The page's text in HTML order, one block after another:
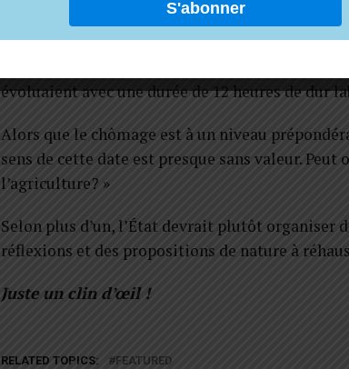
Ainsi, le 29 avril 1948, le 1er mai devient un
menées par des travailleurs pour en finir avec
évoluaient avec une durée de 12 heures de dur
Alors que le chômage est à un niveau
sens de cette date est presque sans valeur.
l’agriculture? »
Selon plus d’un, l’État devrait plutôt organiser
réflexions et des propositions de nature à
Juste un clin d’œil !
RELATED TOPICS: FEATURED